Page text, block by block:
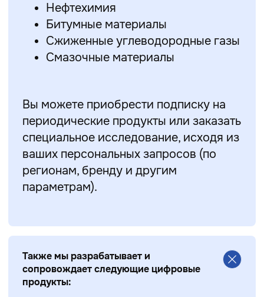
Нефтехимия
Битумные материалы
Сжиженные углеводородные газы
Смазочные материалы
Вы можете приобрести подписку на
периодические продукты или заказать
специальное исследование, исходя из
ваших персональных запросов (по
регионам, бренду и другим
параметрам).
Также мы разрабатывает и
сопровождает следующие цифровые
продукты: